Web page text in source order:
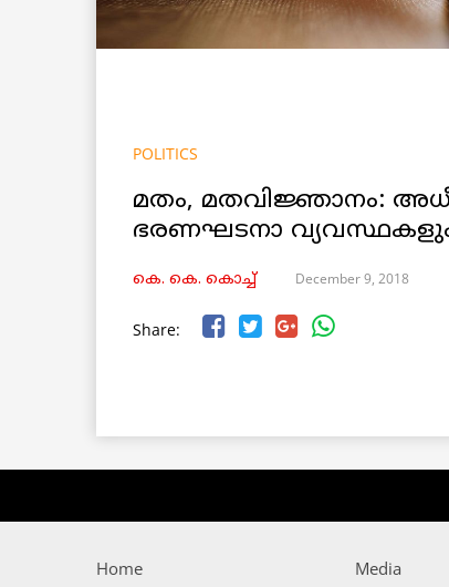
POLITICS
മതം, മതവിജ്ഞാനം:
ഭരണഘടനാ
കെ. കെ. കൊച്ച് December 9, 2018
Share:
Home Media